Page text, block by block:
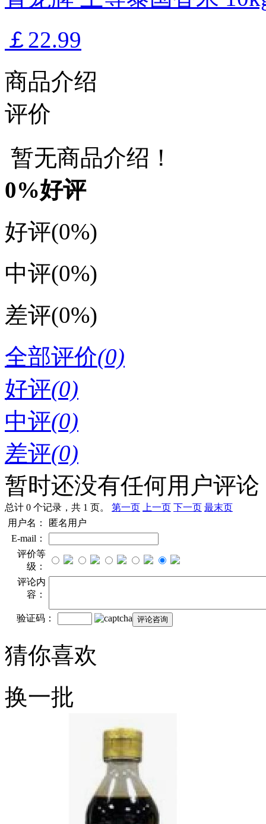
￡22.99
商品介绍
评价
暂无商品介绍！
0%好评
好评(0%)
中评(0%)
差评(0%)
全部评价(0)
好评(0)
中评(0)
差评(0)
暂时还没有任何用户评论
总计 0 个记录，共 1 页。 第一页 上一页 下一页 最末页
用户名：
匿名用户
E-mail：
评价等
级：
评论内
容：
验证码：
猜你喜欢
换一批